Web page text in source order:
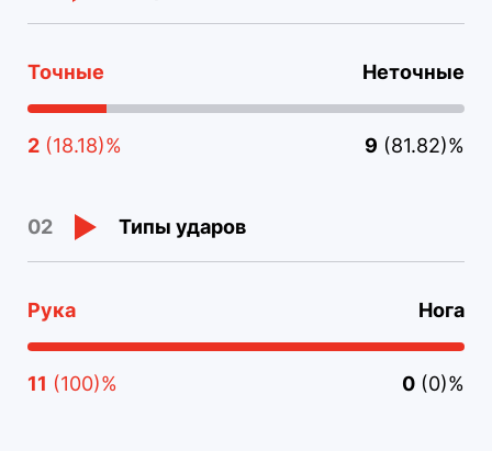
Точные Неточные
2 (18.18)% 9 (81.82)%
02 Типы ударов
Рука Нога
11 (100)% 0 (0)%